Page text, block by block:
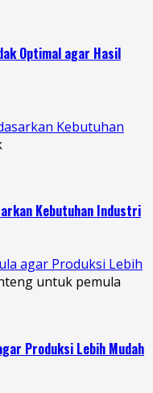
Optimal agar Hasil
Kebutuhan
Kebutuhan Industri
agar Produksi Lebih
Produksi Lebih Mudah